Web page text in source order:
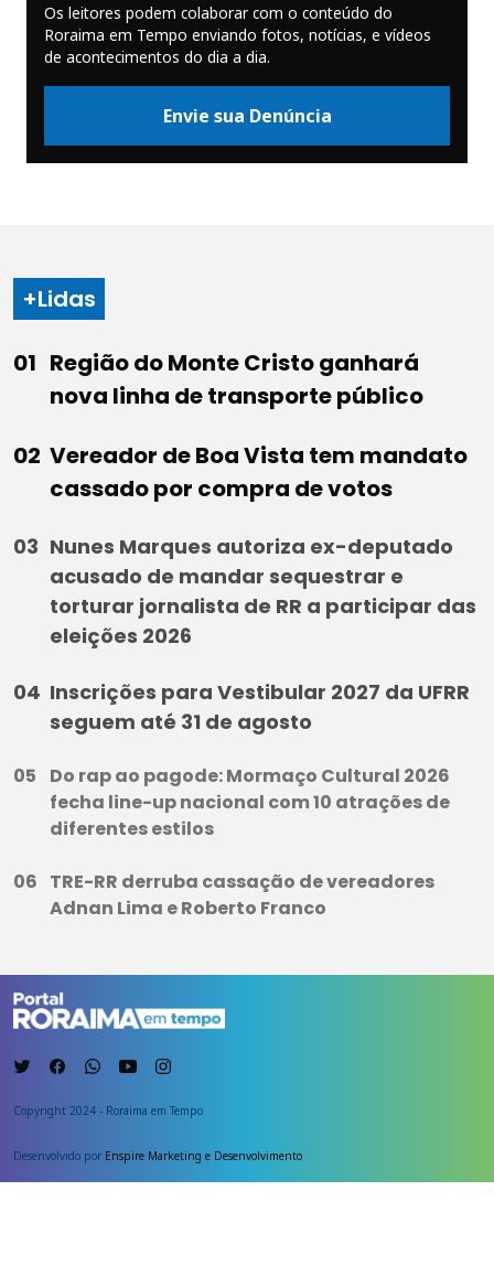
Os leitores podem colaborar com o conteúdo do
Roraima em Tempo enviando fotos, notícias, e vídeos
de acontecimentos do dia a dia.
Envie sua Denúncia
+Lidas
Região do Monte Cristo ganhará
nova linha de transporte público
Vereador de Boa Vista tem mandato
cassado por compra de votos
Nunes Marques autoriza ex-deputado
acusado de mandar sequestrar e
torturar jornalista de RR a participar das
eleições 2026
Inscrições para Vestibular 2027 da UFRR
seguem até 31 de agosto
Do rap ao pagode: Mormaço Cultural 2026
fecha line-up nacional com 10 atrações de
diferentes estilos
TRE-RR derruba cassação de vereadores
Adnan Lima e Roberto Franco
Copyright 2024 - Roraima em Tempo
Desenvolvido por Enspire Marketing e Desenvolvimento